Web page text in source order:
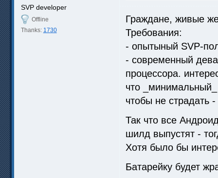
SVP developer
Offline
Thanks: 1730
Граждане, живые
Требования:
- опытыный SVP-
- современный
процессора.
что
чтобы не страдать
Так что все
шилд выпустят -
Хотя было бы
Батарейку будет